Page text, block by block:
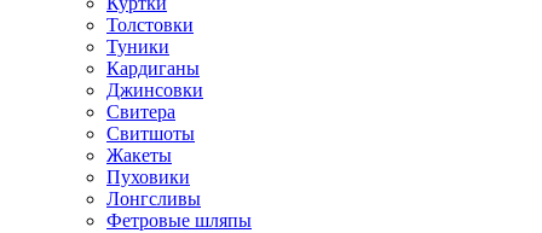
Толстовки
Туники
Кардиганы
Джинсовки
Свитера
Свитшоты
Жакеты
Пуховики
Лонгсливы
Фетровые шляпы